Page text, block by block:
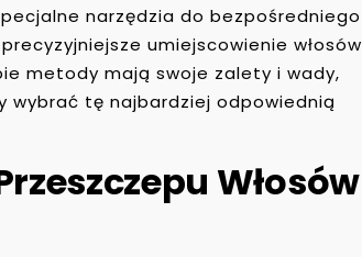
narzędzia do bezpośredniego
umiejscowienie włosów
metody mają swoje zalety i wady,
wybrać tę najbardziej odpowiednią
Włosów